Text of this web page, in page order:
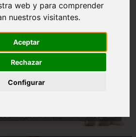
web y para comprender
nuestros visitantes.
Aceptar
Rechazar
Configurar